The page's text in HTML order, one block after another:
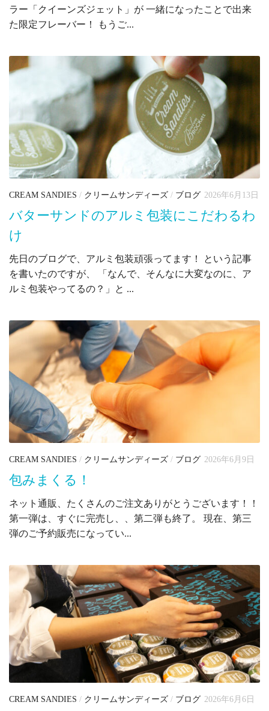
ラー「クイーンズジェット」が 一緒になったことで出来
た限定フレーバー！ もうご...
CREAM SANDIES / クリームサンディーズ / ブログ 2026年6月13日
バターサンドのアルミ包装にこだわるわ
け
先日のブログで、アルミ包装頑張ってます！ という記事
を書いたのですが、 「なんで、そんなに大変なのに、ア
ルミ包装やってるの？」と ...
CREAM SANDIES / クリームサンディーズ / ブログ 2026年6月9日
包みまくる！
ネット通販、たくさんのご注文ありがとうございます！！
第一弾は、すぐに完売し、、第二弾も終了。 現在、第三
弾のご予約販売になってい...
CREAM SANDIES / クリームサンディーズ / ブログ 2026年6月6日